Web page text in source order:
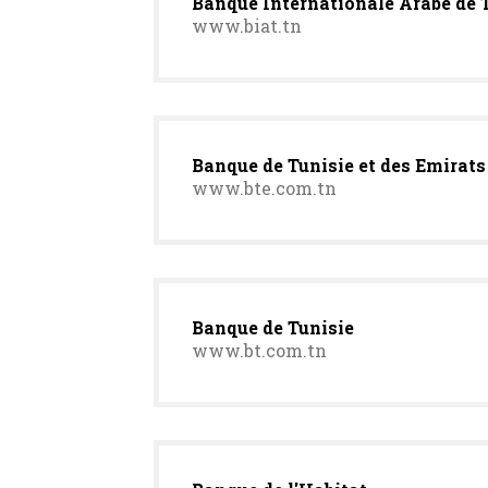
www.biat.tn
Banque de Tunisie et des Emirats
www.bte.com.tn
Banque de Tunisie
www.bt.com.tn